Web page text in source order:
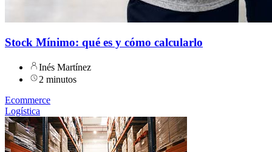
Stock Mínimo: qué es y cómo calcularlo
Inés Martínez
2 minutos
Ecommerce
Logística